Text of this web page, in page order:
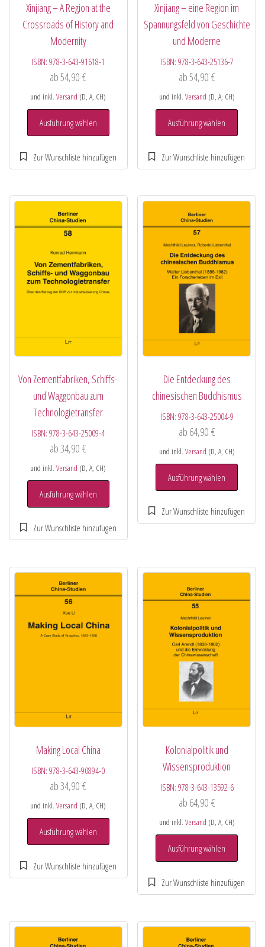
Xinjiang – A Region at the
Crossroads of History and
Modernity
ISBN:978-3-643-91618-1
ab54,90€
und inkl.Versand (D, A, CH)
Ausführung wählen
Xinjiang – eine Region im
Spannungsfeld von Geschichte
und Moderne
ISBN: 978-3-643-25136-7
ab54,90 €
und inkl. Versand (D, A, CH)
Ausführung wählen
Von Zementfabriken, Schiffs-
und Waggonbau zum
Technologietransfer
ISBN:978-3-643-25009-4
ab34,90€
und inkl.Versand (D, A, CH)
Ausführung wählen
Die Entdeckung des
chinesischen Buddhismus
ISBN: 978-3-643-25004-9
ab 64,90 €
und inkl. Versand (D, A, CH)
Ausführung wählen
Making Local China
ISBN:978-3-643-90894-0
ab34,90€
und inkl.Versand (D, A, CH)
Ausführung wählen
Kolonialpolitik und
Wissensproduktion
ISBN: 978-3-643-13592-6
ab 64,90 €
und inkl. Versand (D, A, CH)
Ausführung wählen